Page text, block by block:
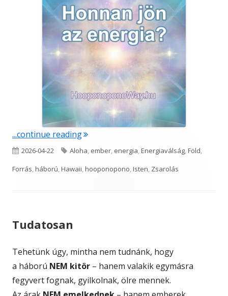
new
window
...continue reading"Honnan jön az energia?"
Published
on
2026-04-22 Tags
Aloha, ember, energia,Energiaválság,Föld,
Forrás,háború,Hawaii,hooponopono,Isten, Zsarolás
Tudatosan
Tehetünk úgy, mintha nem tudnánk, hogy
a háború NEM kitör – hanem valakik egymásra
fegyvert fognak, gyilkolnak, ölre mennek.